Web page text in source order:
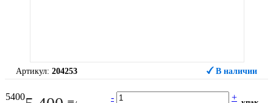
Артикул: 204253 В наличии
5400 - +